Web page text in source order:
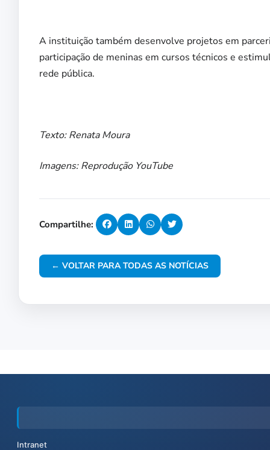
A instituição também desenvolve projetos em
participação de meninas em cursos técnicos e
rede pública.
Texto: Renata Moura
Imagens: Reprodução YouTube
Compartilhe:
← VOLTAR PARA TODAS AS NOTÍCIAS
Intranet